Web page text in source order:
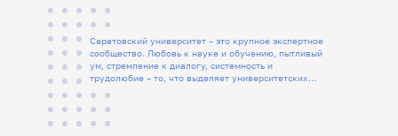
Саратовский университет – это крупное экспертное
сообщество. Любовь к науке и обучению, пытливый
ум, стремление к диалогу, системность и
трудолюбие – то, что выделяет университетских